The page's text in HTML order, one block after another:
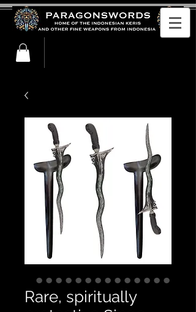
Rare, spiritually